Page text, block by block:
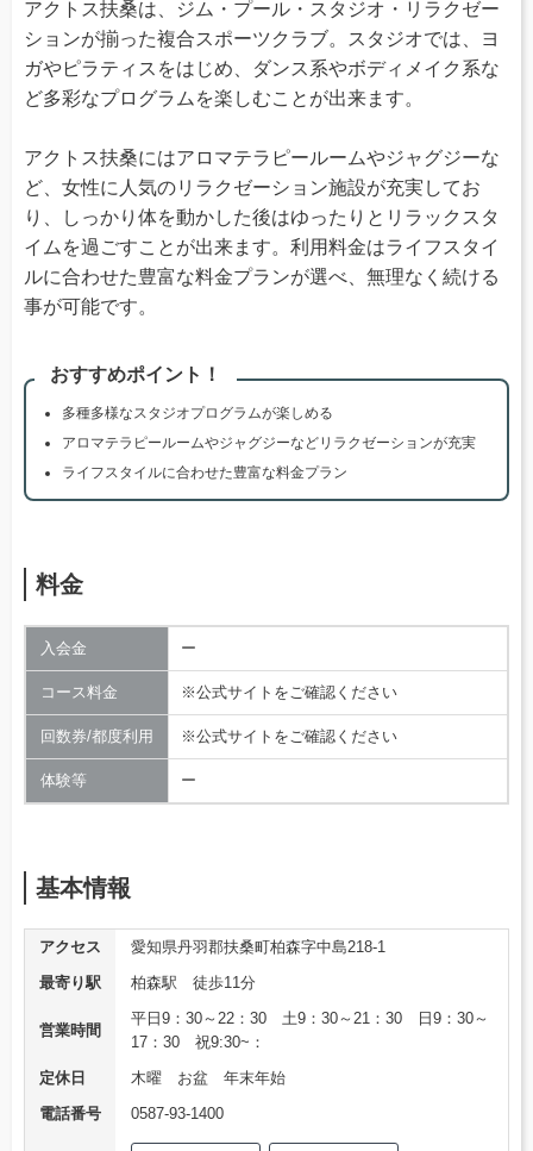
アクトス扶桑は、ジム・プール・スタジオ・リラクゼー
ションが揃った複合スポーツクラブ。スタジオでは、ヨ
ガやピラティスをはじめ、ダンス系やボディメイク系な
ど多彩なプログラムを楽しむことが出来ます。
アクトス扶桑にはアロマテラピールームやジャグジーな
ど、女性に人気のリラクゼーション施設が充実してお
り、しっかり体を動かした後はゆったりとリラックスタ
イムを過ごすことが出来ます。利用料金はライフスタイ
ルに合わせた豊富な料金プランが選べ、無理なく続ける
事が可能です。
おすすめポイント！
多種多様なスタジオプログラムが楽しめる
アロマテラピールームやジャグジーなどリラクゼーションが充実
ライフスタイルに合わせた豊富な料金プラン
料金
入会金 ー
コース料金 ※公式サイトをご確認ください
回数券/都度利用 ※公式サイトをご確認ください
体験等 ー
基本情報
アクセス
愛知県丹羽郡扶桑町柏森字中島218-1
最寄り駅
柏森駅 徒歩11分
営業時間
平日9：30～22：30 土9：30～21：30 日9：30～
17：30 祝9:30~：
定休日
木曜 お盆 年末年始
電話番号
0587-93-1400